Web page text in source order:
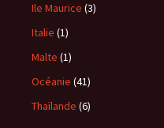
Ile Maurice (3)
Italie (1)
Malte (1)
Océanie (41)
Thaïlande (6)